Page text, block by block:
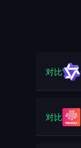
对比
对比